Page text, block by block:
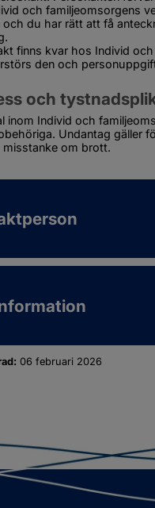
och familjeomsorgens
du har rätt att få
finns kvar hos Individ
den och
och
inom Individ och
Undantag gäller
misstanke om brott.
06 februari 2026